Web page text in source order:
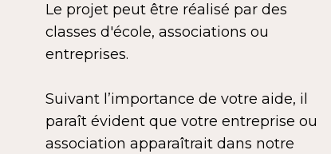
Le projet peut être réalisé par des
classes d'école, associations ou
entreprises.
Suivant l’importance de votre aide, il
paraît évident que votre entreprise ou
association apparaîtrait dans notre